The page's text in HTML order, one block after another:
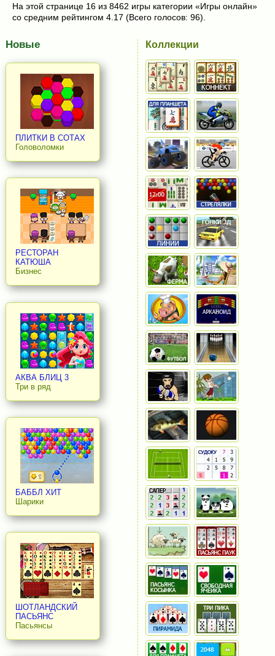
На этой странице 16 из 8462 игры категории «Игры онлайн»
со средним рейтингом 4.17 (Всего голосов: 96).
Новые
ПЛИТКИ В СОТАХ
Головоломки
РЕСТОРАН
КАТЮША
Бизнес
АКВА БЛИЦ 3
Три в ряд
БАББЛ ХИТ
Шарики
ШОТЛАНДСКИЙ
ПАСЬЯНС
Пасьянсы
Коллекции